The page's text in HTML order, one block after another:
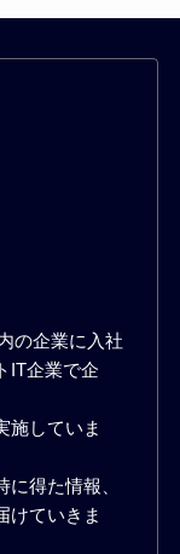
の企業に入社
IT企業で企
施していま
得た情報、
けていきま